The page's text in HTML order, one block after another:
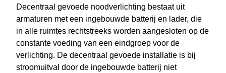
Decentraal gevoede noodverlichting bestaat uit
armaturen met een ingebouwde batterij en lader, die
in alle ruimtes rechtstreeks worden aangesloten op de
constante voeding van een eindgroep voor de
verlichting. De decentraal gevoede installatie is bij
stroomuitval door de ingebouwde batterij niet